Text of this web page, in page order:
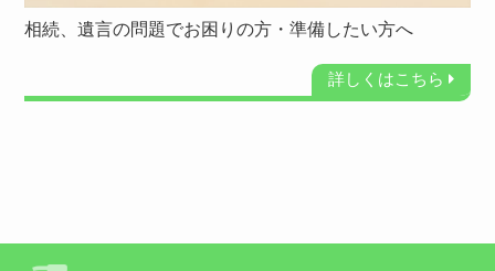
相続、遺言の問題でお困りの方・準備したい方へ
詳しくはこちら